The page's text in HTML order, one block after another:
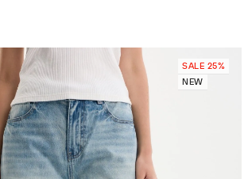
SALE 25%
NEW